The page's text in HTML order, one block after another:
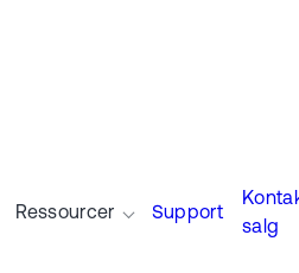
Ressourcer Support
salg